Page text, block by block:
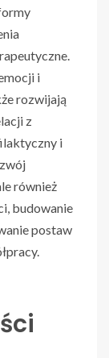
i
rozwijają
z
i
również
budowanie
postaw